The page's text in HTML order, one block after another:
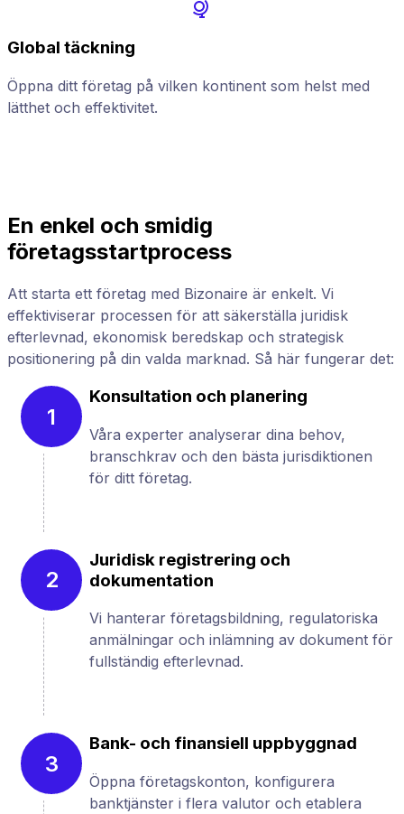
Global täckning
Öppna ditt företag på vilken kontinent som helst med
lätthet och effektivitet.
En enkel och smidig
företagsstartprocess
Att starta ett företag med Bizonaire är enkelt. Vi
effektiviserar processen för att säkerställa juridisk
efterlevnad, ekonomisk beredskap och strategisk
positionering på din valda marknad. Så här fungerar det:
1
Konsultation och planering
Våra experter analyserar dina behov,
branschkrav och den bästa jurisdiktionen
för ditt företag.
2
Juridisk registrering och
dokumentation
Vi hanterar företagsbildning, regulatoriska
anmälningar och inlämning av dokument för
fullständig efterlevnad.
3
Bank- och finansiell uppbyggnad
Öppna företagskonton, konfigurera
banktjänster i flera valutor och etablera